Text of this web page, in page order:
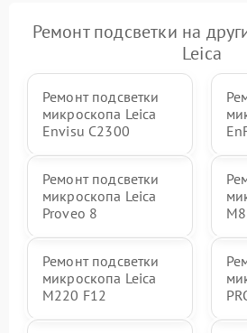
Ремонт подсветки на
Leica
Ремонт подсветки
микроскопа Leica
Envisu C2300
Ремонт подсветки
микроскопа Leica
Proveo 8
Ремонт подсветки
микроскопа Leica
M220 F12